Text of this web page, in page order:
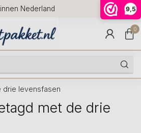
9,5
Nederland
Voor
huis
9.5
0
drie levensfasen
met de drie